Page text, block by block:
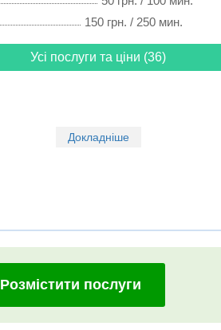
150 грн. / 250 мин.
Усі послуги та ціни (36)
Докладніше
Розмістити послуги